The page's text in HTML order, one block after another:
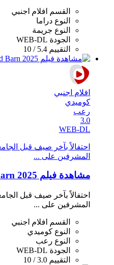
القسم
افلام اجنبي
النوع دراما
النوع جريمة
الجودة WEB-DL
التقييم 5.4 / 10
افلام اجنبي
كوميدي
رعب
3.0
WEB-DL
احتفالاً بآخر صيف قبل
المشرفين على ...
مشاهدة فيلم Blood Barn 2025 مترجم
احتفالاً بآخر صيف قبل
المشرفين على ...
القسم
افلام اجنبي
النوع كوميدي
النوع رعب
الجودة WEB-DL
التقييم 3.0 / 10